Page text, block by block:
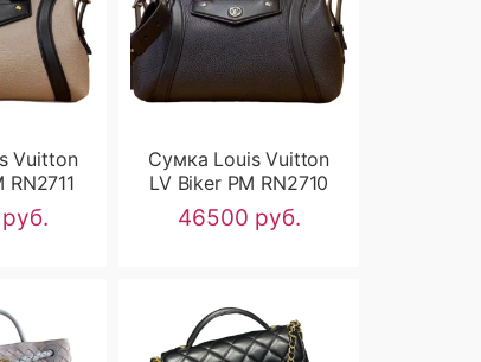
Vuitton
RN2711
Сумка Louis Vuitton
LV Biker PM RN2710
46500 руб.